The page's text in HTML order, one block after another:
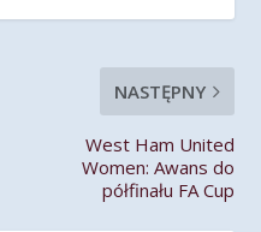
NASTĘPNY
West Ham United
Women: Awans do
półfinału FA Cup